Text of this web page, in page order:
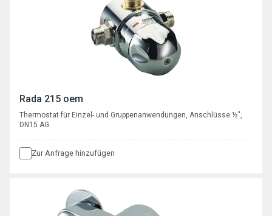
Rada 215 oem
Thermostat für Einzel- und Gruppenanwendungen, Anschlüsse ½",
DN15 AG
Zur Anfrage hinzufügen